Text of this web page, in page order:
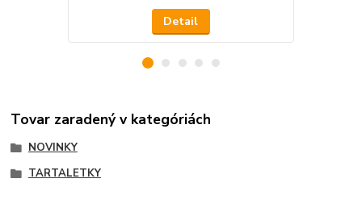
Detail
Tovar zaradený v kategóriách
NOVINKY
TARTALETKY